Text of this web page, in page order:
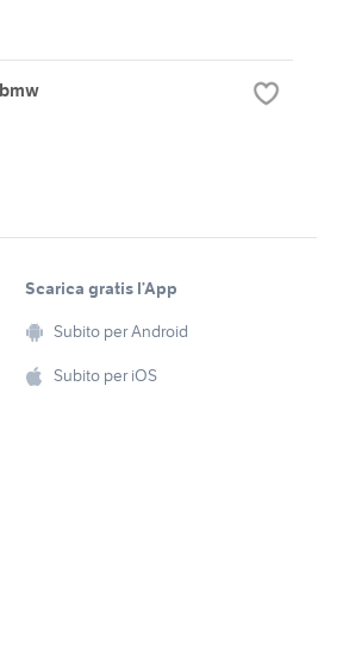
Scarica gratis l’App
Subito per Android
Subito per iOS